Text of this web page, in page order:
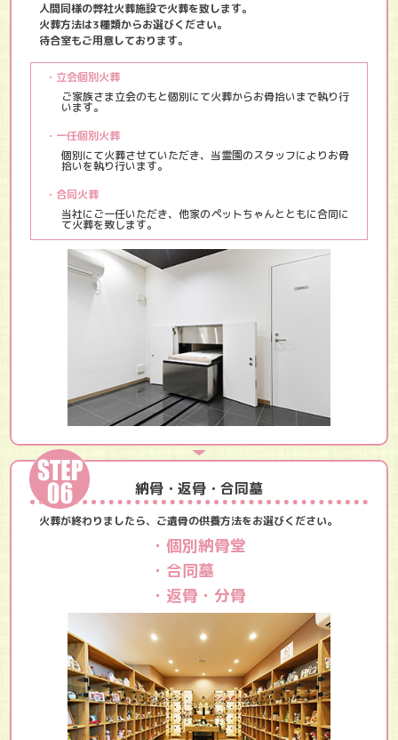
人間同様の弊社火葬施設で火葬を致します。
火葬方法は3種類からお選びください。
待合室もご用意しております。
・立会個別火葬
ご家族さま立会のもと個別にて火葬からお骨拾いまで執り行
います。
・一任個別火葬
個別にて火葬させていただき、当霊園のスタッフによりお骨
拾いを執り行います。
・合同火葬
当社にご一任いただき、他家のペットちゃんとともに合同に
て火葬を致します。
納骨・返骨・合同墓
火葬が終わりましたら、ご遺骨の供養方法をお選びください。
・個別納骨堂
・合同墓
・返骨・分骨